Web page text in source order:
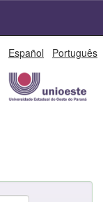
Español Português